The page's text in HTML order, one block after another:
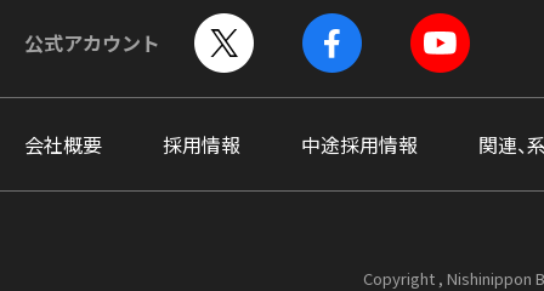
公式アカウント
会社概要 採用情報 中途採用情報 関連、
Copyright , Nishinippon